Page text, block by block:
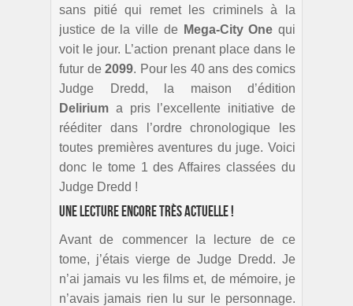
sans pitié qui remet les criminels à la
justice de la ville de Mega-City One qui
voit le jour. L’action prenant place dans le
futur de 2099. Pour les 40 ans des comics
Judge Dredd, la maison d’édition
Delirium a pris l’excellente initiative de
rééditer dans l’ordre chronologique les
toutes premières aventures du juge. Voici
donc le tome 1 des Affaires classées du
Judge Dredd !
Une lecture encore très actuelle !
Avant de commencer la lecture de ce
tome, j’étais vierge de Judge Dredd. Je
n’ai jamais vu les films et, de mémoire, je
n’avais jamais rien lu sur le personnage.